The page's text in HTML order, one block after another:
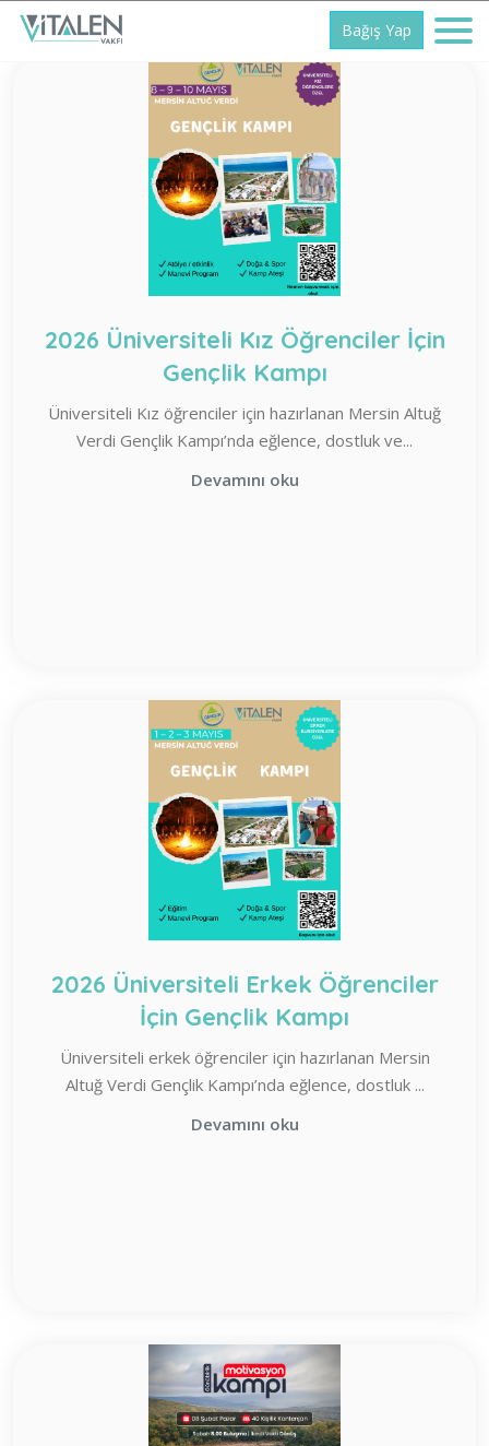
Bağış Yap
2026 Üniversiteli Kız Öğrenciler İçin
Gençlik Kampı
Üniversiteli Kız öğrenciler için hazırlanan Mersin Altuğ
Verdi Gençlik Kampı’nda eğlence, dostluk ve...
Devamını oku
2026 Üniversiteli Erkek Öğrenciler
İçin Gençlik Kampı
Üniversiteli erkek öğrenciler için hazırlanan Mersin
Altuğ Verdi Gençlik Kampı’nda eğlence, dostluk ...
Devamını oku